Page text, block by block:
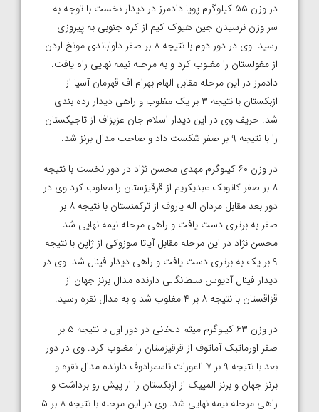
در وزن ۵۵ کیلوگرم پویا دادمرز در دیدار نخست با توجه به
سر وزن نرسیدن جین هیوک کیم از کره جنوبی به پیروزی
رسید. وی در دور دوم با نتیجه ۸ بر صفر داواباندی مونخ اردن
از مغولستان را مغلوب کرد و به مرحله نیمه نهایی راه یافت.
دادمرز در این مرحله مقابل الهام بهرام اف قهرمان آسیا از
ازبکستان با نتیجه ۳ بر یک مغلوب و راهی دیدار رده بندی
شد. حریف وی در این دیدار اسلام جان عزیزاف از تاجیکستان
را با نتیجه ۹ بر صفر شکست داد و صاحب مدال برنز شد.
در وزن ۶۰ کیلوگرم مهدی محسن نژاد در دور نخست با نتیجه
۸ بر صفر کاتوبک عبدیکریم از قرقیزستان را مغلوب کرد وی در
دور بعد مقابل مردان اله یاروف از ترکمنستان با نتیجه ۸ بر
صفر به برتری دست یافت و راهی مرحله نیمه نهایی شد.
محسن نژاد در این مرحله مقابل آیاتا سوزوکی از ژاپن با نتیجه
۹ بر یک به برتری دست یافت و راهی دیدار فینال شد. وی در
دیدار فینال آدیوس سلطانگالی دارنده مدال برنز جهان از
قزاقستان با نتیجه ۸ بر ۴ مغلوب شد و به مدال نقره رسید.
در وزن ۶۳ کیلوگرم میثم دلخانی در دور اول با نتیجه ۵ بر
صفر اورماتبک آماتوف از قرقیزستان را مغلوب کرد. وی در دور
بعد با نتیجه ۹ بر ۷ المورات تاسمرادوف دارنده مدال نقره و
برنز جهان و برنز المپیک از ازبکستان را از پیش رو برداشت و
راهی مرحله نیمه نهایی شد. وی در این مرحله با نتیجه ۸ بر ۵